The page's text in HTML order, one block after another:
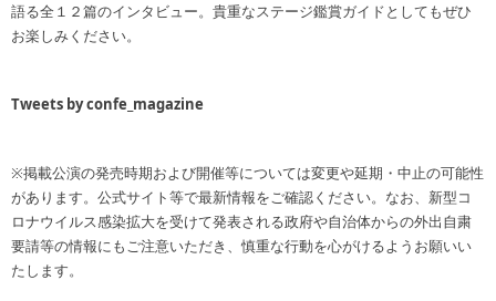
語る全１２篇のインタビュー。貴重なステージ鑑賞ガイドとしてもぜひ
お楽しみください。
Tweets by confe_magazine
※掲載公演の発売時期および開催等については変更や延期・中止の可能性
があります。公式サイト等で最新情報をご確認ください。なお、新型コ
ロナウイルス感染拡大を受けて発表される政府や自治体からの外出自粛
要請等の情報にもご注意いただき、慎重な行動を心がけるようお願いい
たします。